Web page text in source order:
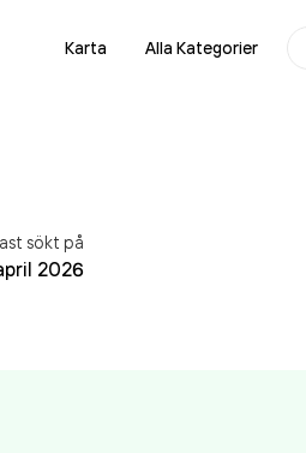
Karta Alla Kategorier
sökt på
2026